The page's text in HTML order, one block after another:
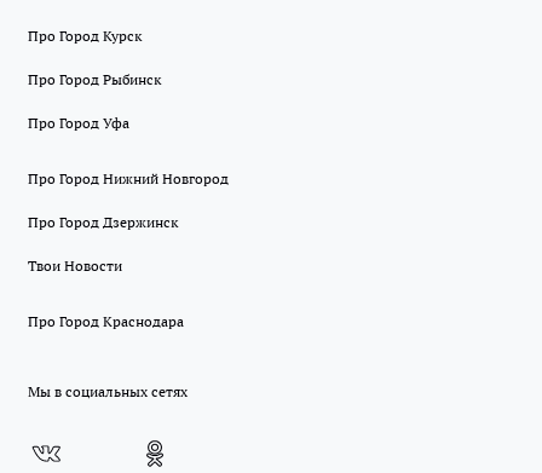
Про Город Курск
Про Город Рыбинск
Про Город Уфа
Про Город Нижний Новгород
Про Город Дзержинск
Твои Новости
Про Город Краснодара
Мы в социальных сетях